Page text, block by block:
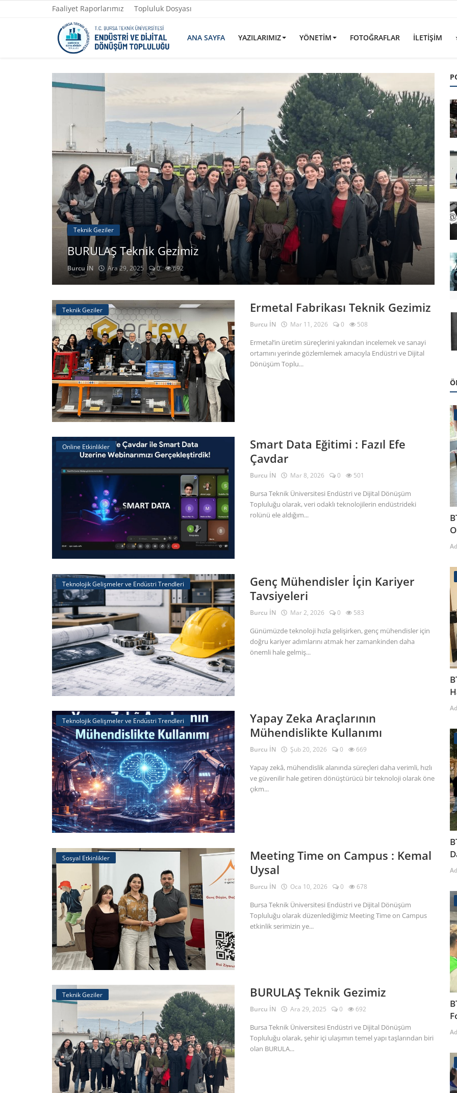
Faaliyet Raporlarımız Topluluk Dosyası
ANA SAYFA YAZILARIMIZ YÖNETIM FOTOĞRAFLAR İLETIŞIM
Topluluk Dosyası
Teknik Geziler
BURULAŞ Teknik Gezimiz
Burcu İN Ara 29, 2025 0 692
Teknik Geziler Ermetal Fabrikası Teknik Gezimiz
Burcu İN Mar 11, 2026 0 508
Ermetal’in üretim süreçlerini yakından incelemek ve sanayi
ortamını yerinde gözlemlemek amacıyla Endüstri ve Dijital
Dönüşüm Toplu...
Online Etkinlikler
Smart Data Eğitimi : Fazıl Efe
Çavdar
Burcu İN Mar 8, 2026 0 501
Bursa Teknik Üniversitesi Endüstri ve Dijital Dönüşüm
Topluluğu olarak, veri odaklı teknolojilerin endüstrideki
rolünü ele aldığım...
Teknolojik Gelişmeler ve Endüstri Trendleri
Genç Mühendisler İçin Kariyer
Tavsiyeleri
Burcu İN Mar 2, 2026 0 583
Günümüzde teknoloji hızla gelişirken, genç mühendisler için
doğru kariyer adımlarını atmak her zamankinden daha
önemli hale gelmiş...
Teknolojik Gelişmeler ve Endüstri Trendleri
Yapay Zeka Araçlarının
Mühendislikte Kullanımı
Burcu İN Şub 20, 2026 0 669
Yapay zekâ, mühendislik alanında süreçleri daha verimli, hızlı
ve güvenilir hale getiren dönüştürücü bir teknoloji olarak öne
çıkm...
Sosyal Etkinlikler
Meeting Time on Campus : Kemal
Uysal
Burcu İN Oca 10, 2026 0 678
Bursa Teknik Üniversitesi Endüstri ve Dijital Dönüşüm
Topluluğu olarak düzenlediğimiz Meeting Time on Campus
etkinlik serimizin ye...
Teknik Geziler BURULAŞ Teknik Gezimiz
Burcu İN Ara 29, 2025 0 692
Bursa Teknik Üniversitesi Endüstri ve Dijital Dönüşüm
Topluluğu olarak, şehir içi ulaşımın temel yapı taşlarından biri
olan BURULA...